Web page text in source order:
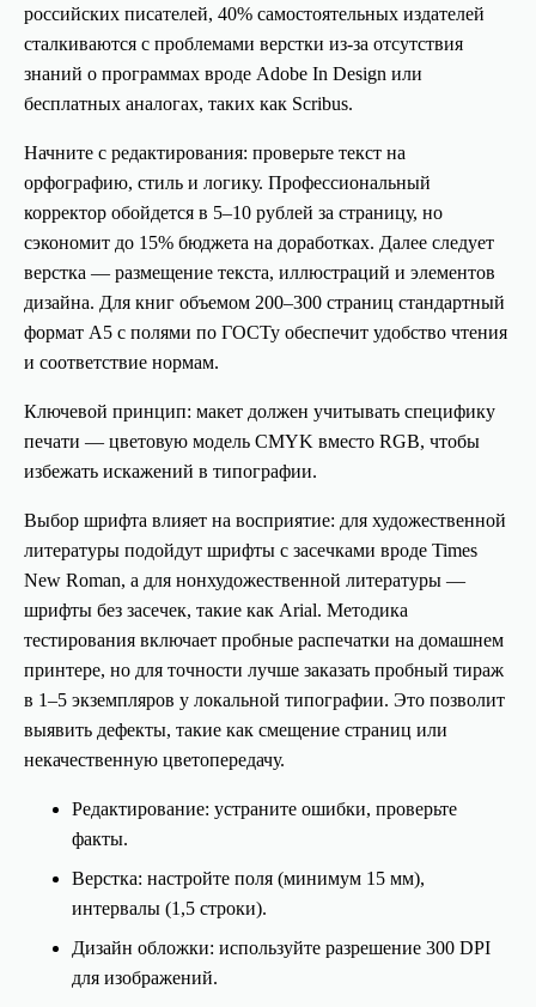
российских писателей, 40% самостоятельных издателей
сталкиваются с проблемами верстки из-за отсутствия
знаний о программах вроде Adobe In Design или
бесплатных аналогах, таких как Scribus.
Начните с редактирования: проверьте текст на
орфографию, стиль и логику. Профессиональный
корректор обойдется в 5–10 рублей за страницу, но
сэкономит до 15% бюджета на доработках. Далее следует
верстка — размещение текста, иллюстраций и элементов
дизайна. Для книг объемом 200–300 страниц стандартный
формат А5 с полями по ГОСТу обеспечит удобство чтения
и соответствие нормам.
Ключевой принцип: макет должен учитывать специфику
печати — цветовую модель CMYK вместо RGB, чтобы
избежать искажений в типографии.
Выбор шрифта влияет на восприятие: для художественной
литературы подойдут шрифты с засечками вроде Times
New Roman, а для нонхудожественной литературы —
шрифты без засечек, такие как Arial. Методика
тестирования включает пробные распечатки на домашнем
принтере, но для точности лучше заказать пробный тираж
в 1–5 экземпляров у локальной типографии. Это позволит
выявить дефекты, такие как смещение страниц или
некачественную цветопередачу.
Редактирование: устраните ошибки, проверьте
факты.
Верстка: настройте поля (минимум 15 мм),
интервалы (1,5 строки).
Дизайн обложки: используйте разрешение 300 DPI
для изображений.